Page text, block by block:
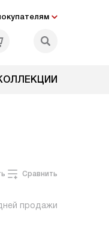
Сравнить
продажи